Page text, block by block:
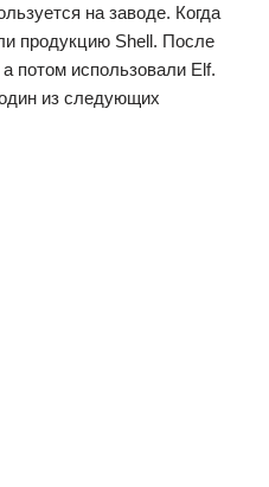
на заводе. Когда
продукцию Shell. После
потом использовали Elf.
из следующих